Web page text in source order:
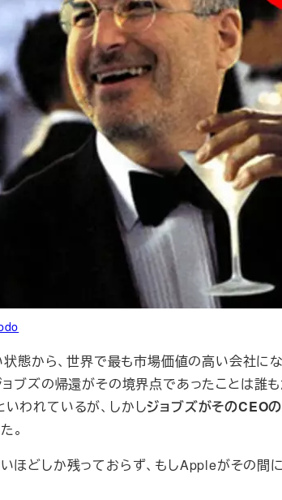
態から、世界で最も市場価値の高い会社に
ョブズの帰還がその境界点であったことは
われているが、しかしジョブズがそのCEO
。
ほどしか残っておらず、もしAppleがその間